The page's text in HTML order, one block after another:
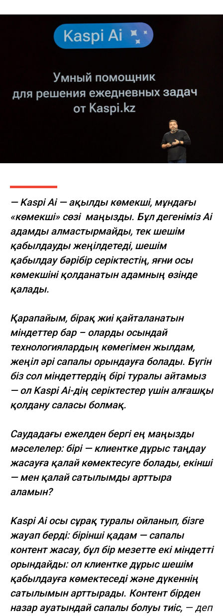
— Kaspi Ai — ақылды көмекші, мұндағы
«көмекші» сөзі маңызды. Бұл дегеніміз Ai
адамды алмастырмайды, тек шешім
қабылдауды жеңілдетеді, шешім
қабылдау бәрібір серіктестің, яғни осы
көмекшіні қолданатын адамның өзінде
қалады.
Қарапайым, бірақ жиі қайталанатын
міндеттер бар – оларды осындай
технологиялардың көмегімен жылдам,
жеңіл әрі сапалы орындауға болады. Бүгін
біз сол міндеттердің бірі туралы айтамыз
— ол Kaspi Ai-дің серіктестер үшін алғашқы
қолдану саласы болмақ.
Саудадағы ежелден бергі ең маңызды
мәселелер: бірі — клиентке дұрыс таңдау
жасауға қалай көмектесуге болады, екінші
— мен қалай сатылымды арттыра
аламын?
Kaspi Ai осы сұрақ туралы ойланып, бізге
жауап берді: бірінші қадам — сапалы
контент жасау, бұл бір мезетте екі міндетті
орындайды: ол клиентке дұрыс шешім
қабылдауға көмектеседі және дүкеннің
сатылымын арттырады. Контент бірден
назар ауатындай сапалы болуы тиіс, — деп